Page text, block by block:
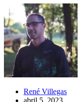
René Villegas